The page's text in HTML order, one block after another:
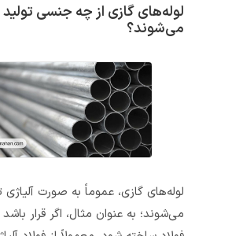
لوله‌های گازی از چه جنسی تولید
می‌شوند؟
لوله‌های گازی، عموماً به صورت آلیاژی تولید
می‌شوند؛ به عنوان مثال، اگر قرار باشد لوله‌ای از